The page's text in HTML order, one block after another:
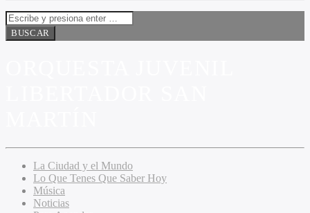
La Ciudad y el Mundo
Lo Que Tenes Que Saber Hoy
Música
Noticias